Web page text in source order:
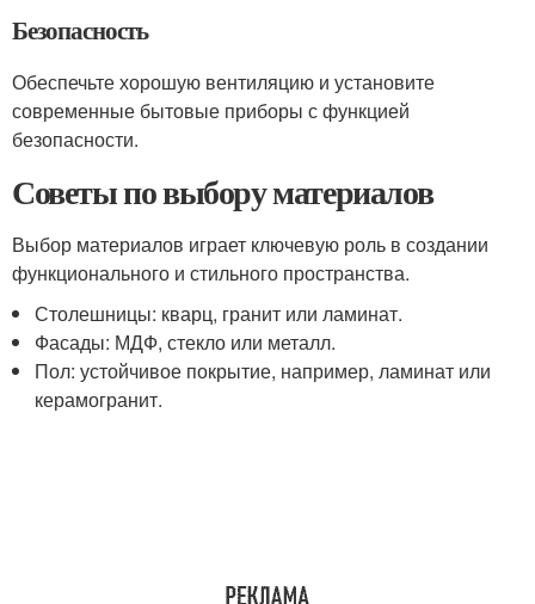
Безопасность
Обеспечьте хорошую вентиляцию и установите
современные бытовые приборы с функцией
безопасности.
Советы по выбору материалов
Выбор материалов играет ключевую роль в создании
функционального и стильного пространства.
Столешницы: кварц, гранит или ламинат.
Фасады: МДФ, стекло или металл.
Пол: устойчивое покрытие, например, ламинат или
керамогранит.